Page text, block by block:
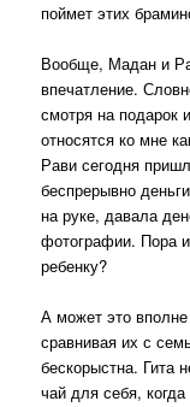
поймет этих
Вообще, Мадан и
впечатление.
смотря на подарок
относятся ко мне
Рави сегодня
беспрерывно
на руке, давала
фотографии. Пора и
ребенку?
А может это
сравнивая их с
бескорыстна. Гита
чай для себя,